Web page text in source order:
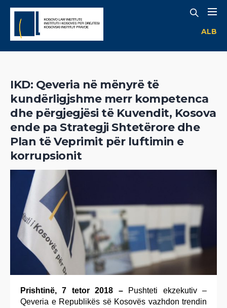
ALB
IKD: Qeveria në mënyrë të
kundërligjshme merr kompetenca
dhe përgjegjësi të Kuvendit, Kosova
ende pa Strategji Shtetërore dhe
Plan të Veprimit për luftimin e
korrupsionit
Prishtinë, 7 tetor 2018 –
Pushteti ekzekutiv –
Qeveria e Republikës së Kosovës vazhdon trendin